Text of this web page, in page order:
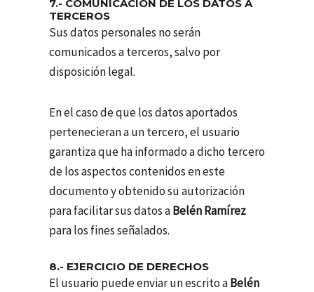
7.- COMUNICACIÓN DE LOS DATOS A
TERCEROS
Sus datos personales no serán
comunicados a terceros, salvo por
disposición legal.
En el caso de que los datos aportados
pertenecieran a un tercero, el usuario
garantiza que ha informado a dicho tercero
de los aspectos contenidos en este
documento y obtenido su autorización
para facilitar sus datos aBelén Ramírez
para los fines señalados.
8.- EJERCICIO DE DERECHOS
El usuario puede enviar un escrito aBelén